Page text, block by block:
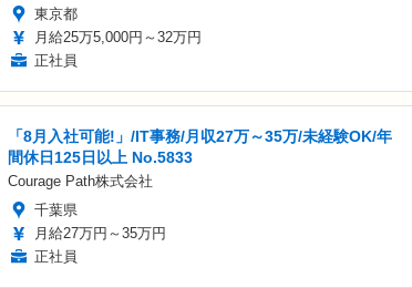
東京都
月給25万5,000円～32万円
正社員
「8月入社可能!」/IT事務/月収27万～35万/未経験OK/年
間休日125日以上 No.5833
Courage Path株式会社
千葉県
月給27万円～35万円
正社員